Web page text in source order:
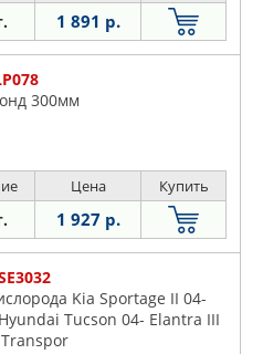
1 891 р.
300мм
Цена Купить
1 927 р.
Kia Sportage II 04-
Tucson 04- Elantra III
Transpor